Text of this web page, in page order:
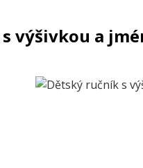
výšivkou a